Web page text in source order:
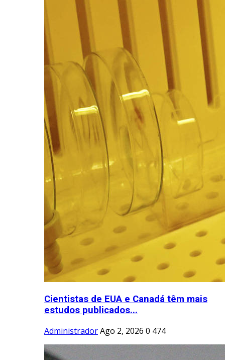
Cientistas de EUA e Canadá têm mais
estudos publicados...
AdministradorAgo 2, 2026 0 474